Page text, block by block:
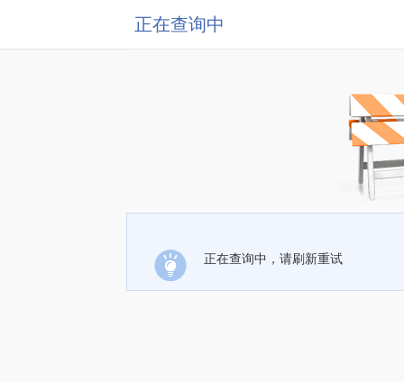
正在查询中
正在查询中，请刷新重试